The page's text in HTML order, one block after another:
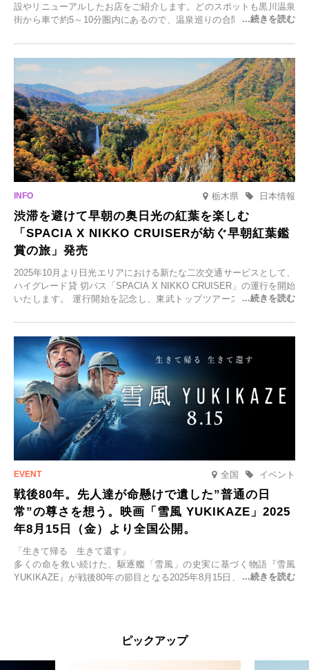
設やリニューアルしたお店をご紹介します。どのスポットも黒川温泉
街から車で約5～10分圏内にあるので、温泉巡りの合間に気軽に立ち
元食材にこだわったレストランなど、多彩な魅力が満載です。黒川温
泉の新たな楽しみとしてチェックしてみてください。
栃木県 日本情報
渋滞を避けて早朝の奥日光の紅葉を楽しむ
「SPACIA X NIKKO CRUISERが紡ぐ早朝紅葉鑑
賞の旅」発売
2025年10月より日光エリアにおける新たな二次交通サービスとして、
ハイグレード貸 切バス「SPACIA X NIKKO CRUISER」の運行を開始
いたします。 運行開始を記念し、東武トップツアーズ株式会社では
2025年9月12日(金)より発売いたします。
全国 イベント
戦後80年。先人達が命懸けで遺した”普通の日
常”の尊さを想う。映画「雪風 YUKIKAZE」2025
年8月15日（金）より全国公開。
「生きて帰る 生きて還す」
多くの命を救い続けた、駆逐艦「雪風」の史実に基づく物語『雪風
YUKIKAZE』が戦後80年の節目となる2025年8月15日、全国公開され
くの仲間の命を救い帰還させ、戦後まで生き抜き「幸運艦」と呼ばれ
ピックアップ